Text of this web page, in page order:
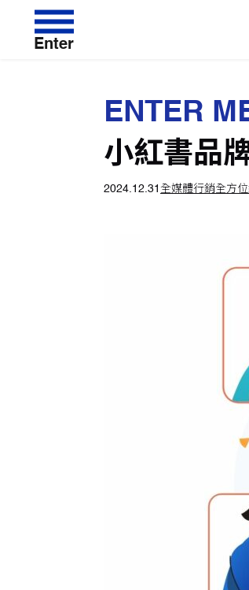
Enter
ENTER
小紅書品
2024.12.31 全媒體行銷全方